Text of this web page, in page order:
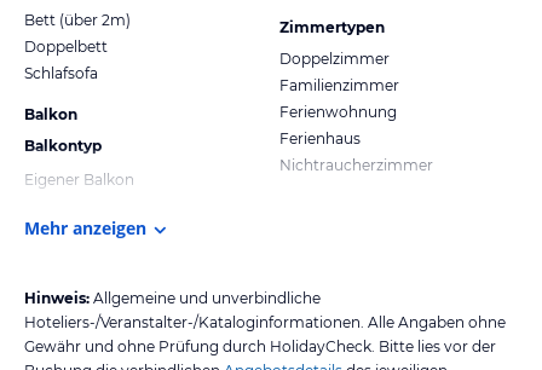
Bett (über 2m)
Doppelbett
Schlafsofa
Balkon
Balkontyp
Eigener Balkon
Zimmertypen
Doppelzimmer
Familienzimmer
Ferienwohnung
Ferienhaus
Nichtraucherzimmer
Mehr anzeigen
Hinweis: Allgemeine und unverbindliche
Hoteliers-/Veranstalter-/Kataloginformationen. Alle Angaben ohne
Gewähr und ohne Prüfung durch HolidayCheck. Bitte lies vor der